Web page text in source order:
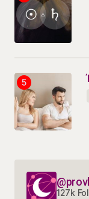
127k